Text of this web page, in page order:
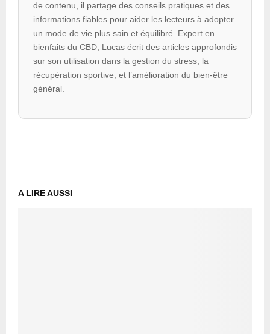
de contenu, il partage des conseils pratiques et des
informations fiables pour aider les lecteurs à adopter
un mode de vie plus sain et équilibré. Expert en
bienfaits du CBD, Lucas écrit des articles approfondis
sur son utilisation dans la gestion du stress, la
récupération sportive, et l’amélioration du bien-être
général.
A LIRE AUSSI